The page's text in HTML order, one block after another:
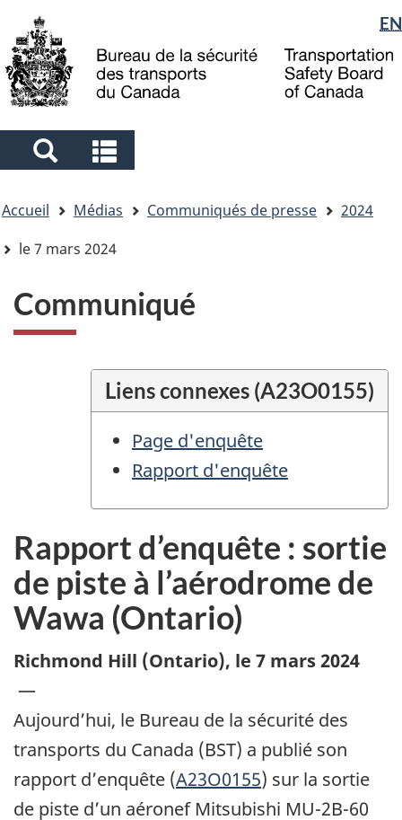
to
main
to
"About
government"
à
la
Sélection
de
la
langue
EN
Search
and
menus
and
menus
êtes
ici
Accueil Médias Communiqués de presse
2024
le 7 mars 2024
Communiqué
Liens connexes (A23O0155)
Page d'enquête
Rapport d'enquête
Rapport d’enquête : sortie
de piste à l’aérodrome de
Wawa (Ontario)
Richmond Hill (Ontario), le 7 mars 2024
—
Aujourd’hui, le Bureau de la sécurité des
transports du Canada (BST) a publié son
rapport d’enquête (A23O0155) sur la sortie
de piste d’un aéronef Mitsubishi MU-2B-60